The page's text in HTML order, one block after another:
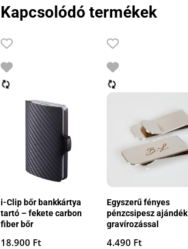
Kapcsolódó termékek
i-Clip bőr bankkártya
tartó – fekete carbon
fiber bőr
18.900 Ft
Egyszerű fényes
pénzcsipesz ajándék
gravírozással
4.490 Ft